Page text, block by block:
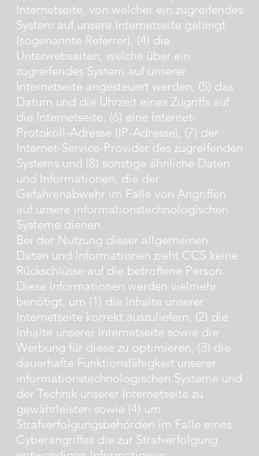
Internetseite, von welcher ein zugreifendes
System auf unsere Internetseite gelangt
(sogenannte Referrer), (4) die
Unterwebseiten, welche über ein
zugreifendes System auf unserer
Internetseite angesteuert werden, (5) das
Datum und die Uhrzeit eines Zugriffs auf
die Internetseite, (6) eine Internet-
Protokoll-Adresse (IP-Adresse), (7) der
Internet-Service-Provider des zugreifenden
Systems und (8) sonstige ähnliche Daten
und Informationen, die der
Gefahrenabwehr im Falle von Angriffen
auf unsere informationstechnologischen
Systeme dienen.
Bei der Nutzung dieser allgemeinen
Daten und Informationen zieht CCS keine
Rückschlüsse auf die betroffene Person.
Diese Informationen werden vielmehr
benötigt, um (1) die Inhalte unserer
Internetseite korrekt auszuliefern, (2) die
Inhalte unserer Internetseite sowie die
Werbung für diese zu optimieren, (3) die
dauerhafte Funktionsfähigkeit unserer
informationstechnologischen Systeme und
der Technik unserer Internetseite zu
gewährleisten sowie (4) um
Strafverfolgungsbehörden im Falle eines
Cyberangriffes die zur Strafverfolgung